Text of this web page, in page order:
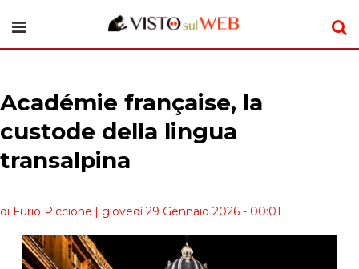
Académie française, la
custode della lingua
transalpina
di Furio Piccione | giovedì 29 Gennaio 2026 - 00:01